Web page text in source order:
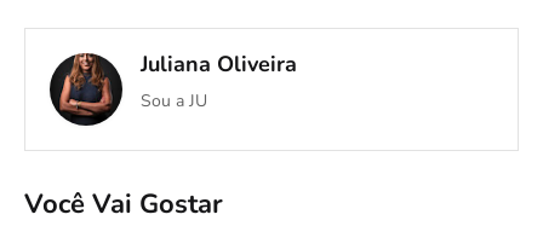
Juliana Oliveira
Sou a JU
Você Vai Gostar